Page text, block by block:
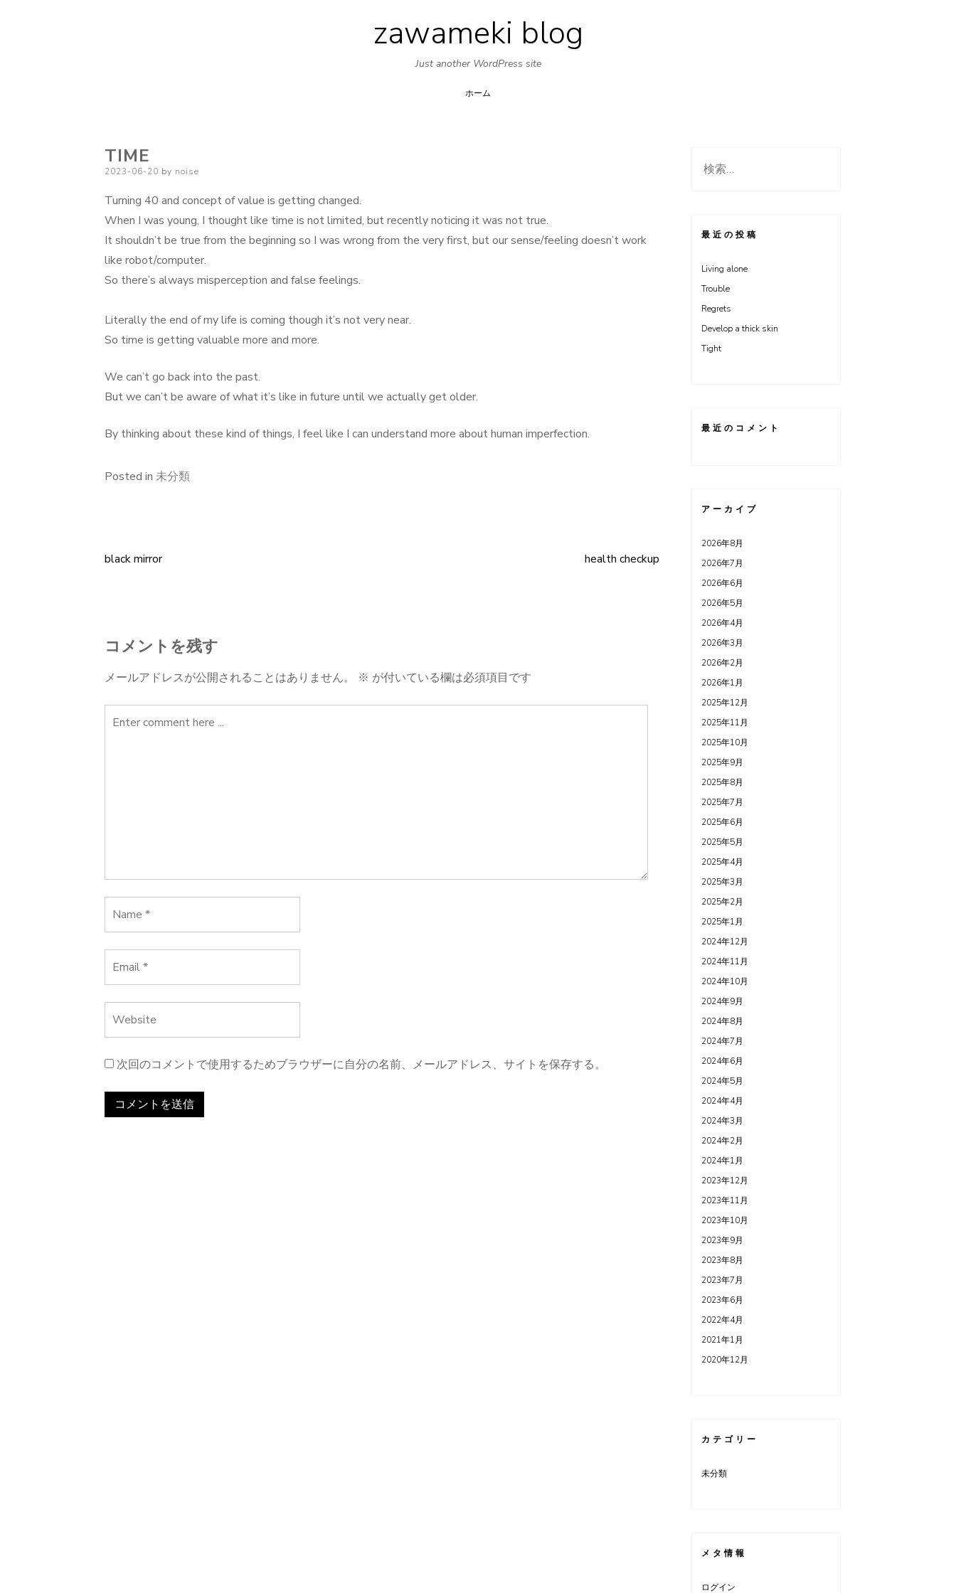
Skip
to
content
zawameki blog
Just another WordPress site
ホーム
TIME
Posted
2023-06-20 by noise
Turning 40 and concept of value is getting changed.
When I was young, I thought like time is not limited, but recently noticing it was not true.
It shouldn’t be true from the beginning so I was wrong from the very first, but our sense/feeling doesn’t work
like robot/computer.
So there’s always misperception and false feelings.
Literally the end of my life is coming though it’s not very near.
So time is getting valuable more and more.
We can’t go back into the past.
But we can’t be aware of what it’s like in future until we actually get older.
By thinking about these kind of things, I feel like I can understand more about human imperfection.
Posted in 未分類
投
ナ
ビ
ゲ
black mirror health checkup
コメントを残す
メールアドレスが公開されることはありません。 ※ が付いている欄は必須項目です
次回のコメントで使用するためブラウザーに自分の名前、メールアドレス、サイトを保存する。
検
最近の投稿
Living alone
Trouble
Regrets
Develop a thick skin
Tight
最近のコメント
アーカイブ
2026年8月
2026年7月
2026年6月
2026年5月
2026年4月
2026年3月
2026年2月
2026年1月
2025年12月
2025年11月
2025年10月
2025年9月
2025年8月
2025年7月
2025年6月
2025年5月
2025年4月
2025年3月
2025年2月
2025年1月
2024年12月
2024年11月
2024年10月
2024年9月
2024年8月
2024年7月
2024年6月
2024年5月
2024年4月
2024年3月
2024年2月
2024年1月
2023年12月
2023年11月
2023年10月
2023年9月
2023年8月
2023年7月
2023年6月
2022年4月
2021年1月
2020年12月
カテゴリー
未分類
メタ情報
ログイン